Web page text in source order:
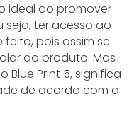
ideal ao promover
ter acesso ao
pois assim se
do produto. Mas
Blue Print 5, significa
de acordo com a